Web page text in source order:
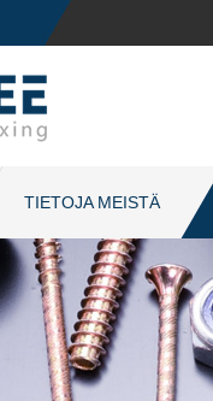
TIETOJA MEISTÄ